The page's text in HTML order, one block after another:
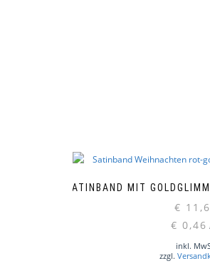
SATINBAND MIT
€
€ 0,46
inkl.
zzgl.